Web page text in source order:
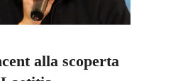
alla scoperta